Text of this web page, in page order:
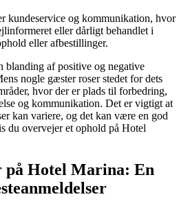
kundeservice og kommunikation, hvor
eller dårligt behandlet i
eller afbestillinger.
blanding af positive og negative
nogle gæster roser stedet for dets
hvor der er plads til forbedring,
og kommunikation. Det er vigtigt at
kan variere, og det kan være en god
du overvejer et ophold på Hotel
på Hotel Marina: En